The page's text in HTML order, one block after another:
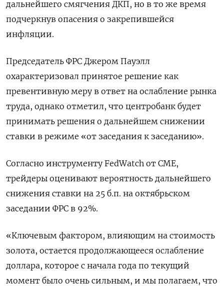
дальнейшего смягчения ДКП, но в то же время
подчеркнув опасения о закрепившейся
инфляции.
Председатель ФРС Джером Пауэлл
охарактеризовал принятое решение как
превентивную меру в ответ на ослабление рынка
труда, однако отметил, что центробанк будет
принимать решения о дальнейшем снижении
ставки в режиме «от заседания к заседанию».
Согласно инструменту FedWatch от CME,
трейдеры оценивают вероятность дальнейшего
снижения ставки на 25 б.п. на октябрьском
заседании ФРС в 92%.
«Ключевым фактором, влияющим на стоимость
золота, остается продолжающееся ослабление
доллара, которое с начала года по текущий
момент было очень сильным, и мы полагаем, что